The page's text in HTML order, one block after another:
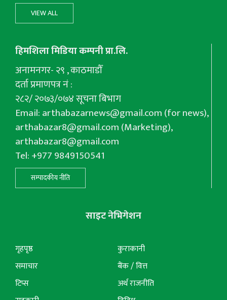
VIEW ALL
हिमशिला मिडिया कम्पनी प्रा.लि.
अनामनगर- २९ , काठमाडौँ
दर्ता प्रमाणपत्र नं :
२८२/ २०७३/०७४ सूचना बिभाग
Email:arthabazarnews@gmail.com(for news),
arthabazar8@gmail.com(Marketing),
arthabazar8@gmail.com
Tel: +977 9849150541
सम्पादकीय नीति
साइट नेभिगेशन
गृहपृष्ठ
समाचार
टिप्स
कुराकानी
बैंक / वित्त
अर्थ राजनीति